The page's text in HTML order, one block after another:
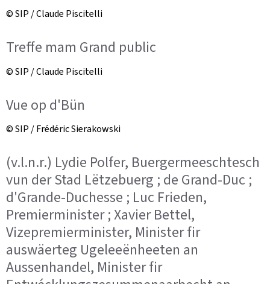
© SIP / Claude Piscitelli
Treffe mam Grand public
© SIP / Claude Piscitelli
Vue op d'Bün
© SIP / Frédéric Sierakowski
(v.l.n.r.) Lydie Polfer, Buergermeeschtesch
vun der Stad Lëtzebuerg ; de Grand-Duc ;
d'Grande-Duchesse ; Luc Frieden,
Premierminister ; Xavier Bettel,
Vizepremierminister, Minister fir
auswäerteg Ugeleeënheeten an
Aussenhandel, Minister fir